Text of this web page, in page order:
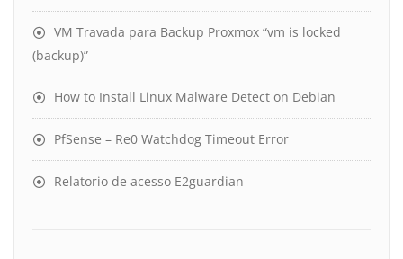
VM Travada para Backup Proxmox “vm is locked
(backup)”
How to Install Linux Malware Detect on Debian
PfSense – Re0 Watchdog Timeout Error
Relatorio de acesso E2guardian